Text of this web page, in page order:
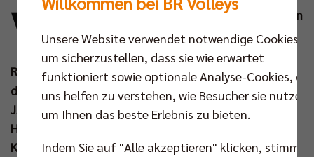
V olleyball für alle im Monat Januar! Nach dem
erfolgreichen Jahresauftakt gegen
Friedrichshafen stehen für die Berlin
Recycling Volleys noch acht weitere Partien an, vier
davon zuhause in der Max-Schmeling-Halle. Der
JANUARWUMMS ermöglicht den Zugang zu diesen
Heimpartien für nur 10 Euro in der günstigsten
Kategorie.
Unsere Website verwendet notwendige Cookies,
um sicherzustellen, dass sie wie erwartet
funktioniert sowie optionale Analyse-Cookies, die
uns helfen zu verstehen, wie Besucher sie nutzen,
um Ihnen das beste Erlebnis zu bieten.
Indem Sie auf "Alle akzeptieren" klicken, stimmen